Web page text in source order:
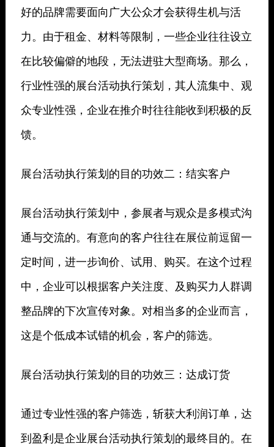
好的品牌需要面向广大公众才会获得生机与活
力。由于租金、材料等限制，一些企业往往设立
在比较偏僻的地段，无法进驻大型商场。那么，
行业性强的展台活动执行策划，其人流集中、观
众专业性强，企业在推介时往往能收到积极的反
馈。
展台活动执行策划的目的功效二：结实客户
展台活动执行策划中，参展者与观众是多模式沟
通与交流的。有意向的客户往往在展位前逗留一
定时间，进一步询价、试用、购买。在这个过程
中，企业可以根据客户关注度、及购买力人群调
整品牌的下次宣传对象。对相当多的企业而言，
这是个低成本试错的机会，客户的筛选。
展台活动执行策划的目的功效三：达成订货
通过专业性强的客户筛选，斩获大利润订单，达
到盈利是企业展台活动执行策划的最终目的。在